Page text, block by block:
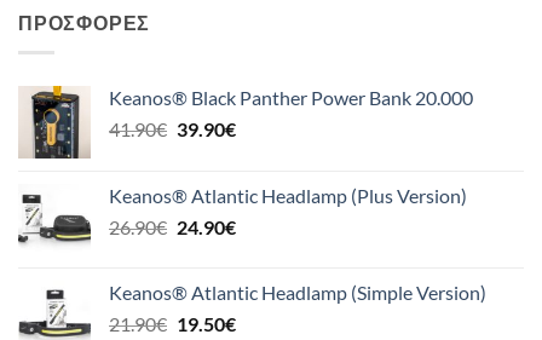
ΠΡΟΣΦΟΡΈΣ
Keanos® Black Panther Power Bank 20.000
41.90€ Original
41.90€.
39.90€Η
είναι:
39.90€.
Keanos® Atlantic Headlamp (Plus Version)
26.90€ Original
26.90€.
24.90€Η
είναι:
24.90€.
Keanos® Atlantic Headlamp (Simple Version)
21.90€ Original
19.50€Η